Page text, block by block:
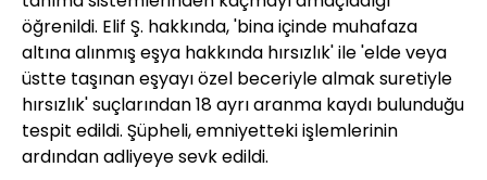
öğrenildi. Elif Ş. hakkında, 'bina içinde muhafaza
altına alınmış eşya hakkında hırsızlık' ile 'elde veya
üstte taşınan eşyayı özel beceriyle almak suretiyle
hırsızlık' suçlarından 18 ayrı aranma kaydı bulunduğu
tespit edildi. Şüpheli, emniyetteki işlemlerinin
ardından adliyeye sevk edildi.